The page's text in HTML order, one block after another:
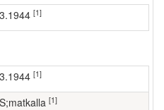
[1]
[1]
[1]